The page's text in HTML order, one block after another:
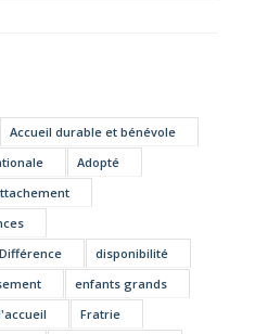
Accueil durable et bénévole
Adopté
Différence
disponibilité
enfants grands
Fratrie